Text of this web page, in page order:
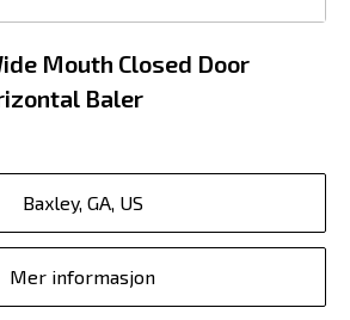
Mouth Closed Door
Baler
Baxley, GA, US
Mer informasjon